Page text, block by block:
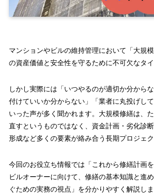
マンションやビルの維持管理において「大規
の資産価値と安全性を守るために不可欠なタイ
しかし実際には「いつやるのが適切か分から
付けていいか分からない」「業者に丸投げし
いった声が多く聞かれます。大規模修繕は、
直すというものではなく、資金計画・劣化診
形成など多くの要素が絡み合う長期プロジェク
今回のお役立ち情報では「これから修繕計画
ビルオーナーに向けて、修繕の基本知識と進
ぐための実務の視点」を分かりやすく解説しま